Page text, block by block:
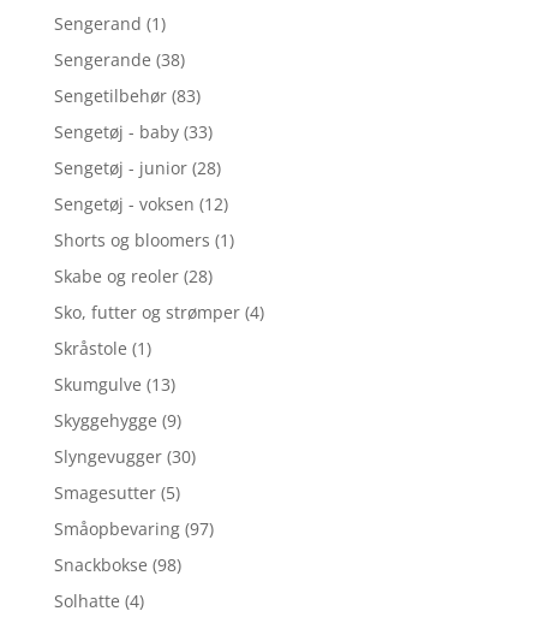
Sengerand (1)
Sengerande (38)
Sengetilbehør (83)
Sengetøj - baby (33)
Sengetøj - junior (28)
Sengetøj - voksen (12)
Shorts og bloomers (1)
Skabe og reoler (28)
Sko, futter og strømper (4)
Skråstole (1)
Skumgulve (13)
Skyggehygge (9)
Slyngevugger (30)
Smagesutter (5)
Småopbevaring (97)
Snackbokse (98)
Solhatte (4)